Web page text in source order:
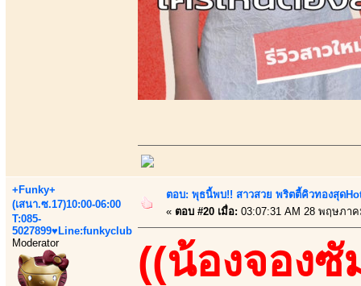
+Funky+
(เสนา.ซ.17)10:00-06:00
T:085-
5027899♥Line:funkyclub
Moderator
ตอบ: พุธนี้พบ!! สาวสวย พริตตี้คิวทองสุด
« ตอบ #20 เมื่อ: 03:07:31 AM 28 พฤษภา
((น้องจองซั